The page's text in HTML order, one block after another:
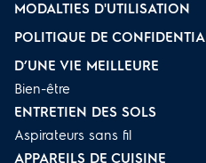
MODALTIES D'UTILISATION
POLITIQUE DE
D’UNE VIE MEILLEURE
Bien-être
ENTRETIEN DES SOLS
Aspirateurs sans fil
APPAREILS DE CUISINE